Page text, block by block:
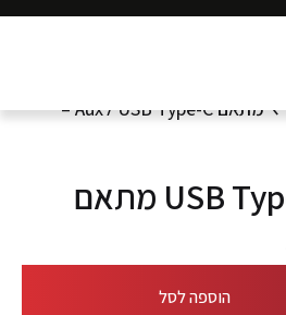
מתאם USB Type-C לAux –
מתאם USB Type-C לAux – מקורי
הוספה לסל